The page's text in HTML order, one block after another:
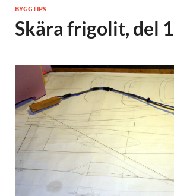
BYGGTIPS
Skära frigolit, del 1